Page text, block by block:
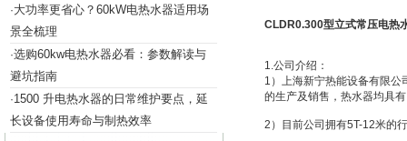
·大功率更省心？60kW电热水器适用场
景全梳理
·选购60kw电热水器必看：参数解读与
避坑指南
·1500 升电热水器的日常维护要点，延
长设备使用寿命与制热效率
CLDR0.300型立式常压电热
1.公司介绍：
1）上海新宁热能设备有限
的生产及销售，热水器均具
2）目前公司拥有5T-12米的